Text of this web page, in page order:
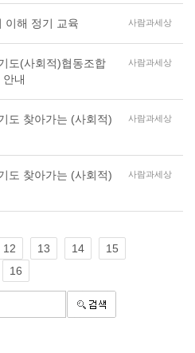
이해 정기 교육 사람과세상
도(사회적)협동조합
내
사람과세상
도 찾아가는 (사회적)
사람과세상
도 찾아가는 (사회적)
사람과세상
12 13 14
15
16